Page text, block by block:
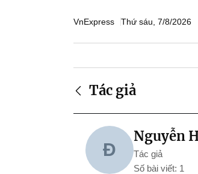
VnExpress Thứ sáu, 7/8/2026
Tác giả
Đ
Nguyễn
Tác giả
Số bài viết: 1